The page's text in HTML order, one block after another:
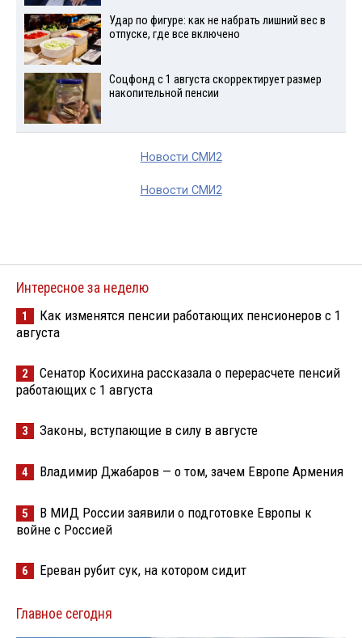
Удар по фигуре: как не набрать лишний вес в
отпуске, где все включено
Соцфонд с 1 августа скорректирует размер
накопительной пенсии
Новости СМИ2
Новости СМИ2
Интересное за неделю
1
Как изменятся пенсии работающих пенсионеров с 1
августа
2
Сенатор Косихина рассказала о перерасчете пенсий
работающих с 1 августа
3 Законы, вступающие в силу в августе
4 Владимир Джабаров — о том, зачем Европе Армения
5
В МИД России заявили о подготовке Европы к
войне с Россией
6 Ереван рубит сук, на котором сидит
Главное сегодня